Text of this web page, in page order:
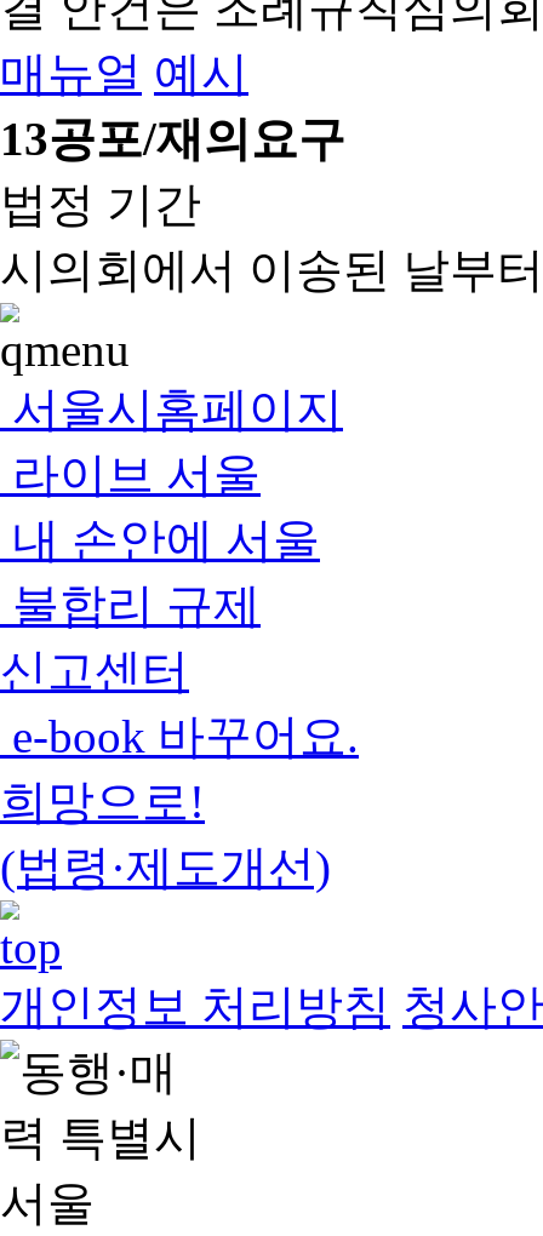
매뉴얼 예시
13공포/재의요구
법정 기간
시의회에서 이송된 날부
서울시홈페이지
라이브 서울
내 손안에 서울
불합리 규제
신고센터
e-book 바꾸어요.
희망으로!
(법령·제도개선)
개인정보 처리방침 청사